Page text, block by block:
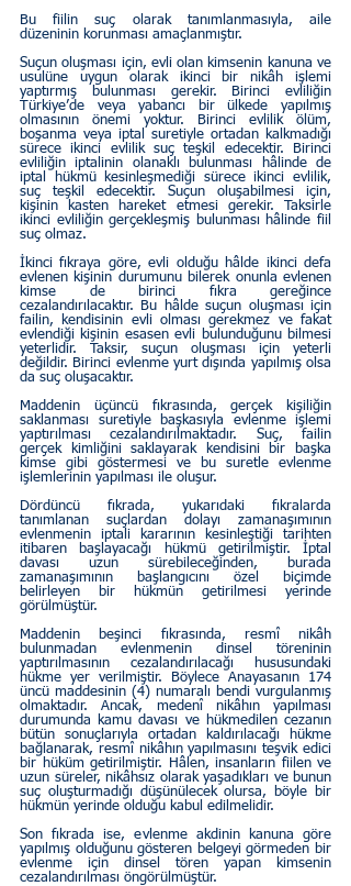
Bu fiilin suç olarak tanımlanmasıyla, aile
düzeninin korunması amaçlanmıştır.
Suçun oluşması için, evli olan kimsenin kanuna ve
usulüne uygun olarak ikinci bir nikâh işlemi
yaptırmış bulunması gerekir. Birinci evliliğin
Türkiye’de veya yabancı bir ülkede yapılmış
olmasının önemi yoktur. Birinci evlilik ölüm,
boşanma veya iptal suretiyle ortadan kalkmadığı
sürece ikinci evlilik suç teşkil edecektir. Birinci
evliliğin iptalinin olanaklı bulunması hâlinde de
iptal hükmü kesinleşmediği sürece ikinci evlilik,
suç teşkil edecektir. Suçun oluşabilmesi için,
kişinin kasten hareket etmesi gerekir. Taksirle
ikinci evliliğin gerçekleşmiş bulunması hâlinde fiil
suç olmaz.
İkinci fıkraya göre, evli olduğu hâlde ikinci defa
evlenen kişinin durumunu bilerek onunla evlenen
kimse de birinci fıkra gereğince
cezalandırılacaktır. Bu hâlde suçun oluşması için
failin, kendisinin evli olması gerekmez ve fakat
evlendiği kişinin esasen evli bulunduğunu bilmesi
yeterlidir. Taksir, suçun oluşması için yeterli
değildir. Birinci evlenme yurt dışında yapılmış olsa
da suç oluşacaktır.
Maddenin üçüncü fıkrasında, gerçek kişiliğin
saklanması suretiyle başkasıyla evlenme işlemi
yaptırılması cezalandırılmaktadır. Suç, failin
gerçek kimliğini saklayarak kendisini bir başka
kimse gibi göstermesi ve bu suretle evlenme
işlemlerinin yapılması ile oluşur.
Dördüncü fıkrada, yukarıdaki fıkralarda
tanımlanan suçlardan dolayı zamanaşımının
evlenmenin iptali kararının kesinleştiği tarihten
itibaren başlayacağı hükmü getirilmiştir. İptal
davası uzun sürebileceğinden, burada
zamanaşımının başlangıcını özel biçimde
belirleyen bir hükmün getirilmesi yerinde
görülmüştür.
Maddenin beşinci fıkrasında, resmî nikâh
bulunmadan evlenmenin dinsel töreninin
yaptırılmasının cezalandırılacağı hususundaki
hükme yer verilmiştir. Böylece Anayasanın 174
üncü maddesinin (4) numaralı bendi vurgulanmış
olmaktadır. Ancak, medenî nikâhın yapılması
durumunda kamu davası ve hükmedilen cezanın
bütün sonuçlarıyla ortadan kaldırılacağı hükme
bağlanarak, resmî nikâhın yapılmasını teşvik edici
bir hüküm getirilmiştir. Hâlen, insanların fiilen ve
uzun süreler, nikâhsız olarak yaşadıkları ve bunun
suç oluşturmadığı düşünülecek olursa, böyle bir
hükmün yerinde olduğu kabul edilmelidir.
Son fıkrada ise, evlenme akdinin kanuna göre
yapılmış olduğunu gösteren belgeyi görmeden bir
evlenme için dinsel tören yapan kimsenin
cezalandırılması öngörülmüştür.